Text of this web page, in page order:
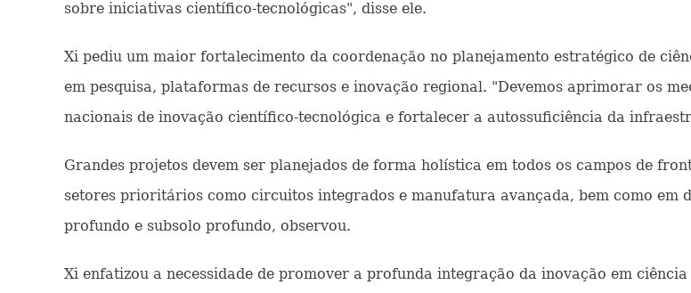
sobre iniciativas científico-tecnológicas", disse ele.
Xi pediu um maior fortalecimento da coordenação no planejamento estratégico de
em pesquisa, plataformas de recursos e inovação regional. "Devemos aprimorar os
nacionais de inovação científico-tecnológica e fortalecer a autossuficiência da
Grandes projetos devem ser planejados de forma holística em todos os campos de
setores prioritários como circuitos integrados e manufatura avançada, bem como em
profundo e subsolo profundo, observou.
Xi enfatizou a necessidade de promover a profunda integração da inovação em